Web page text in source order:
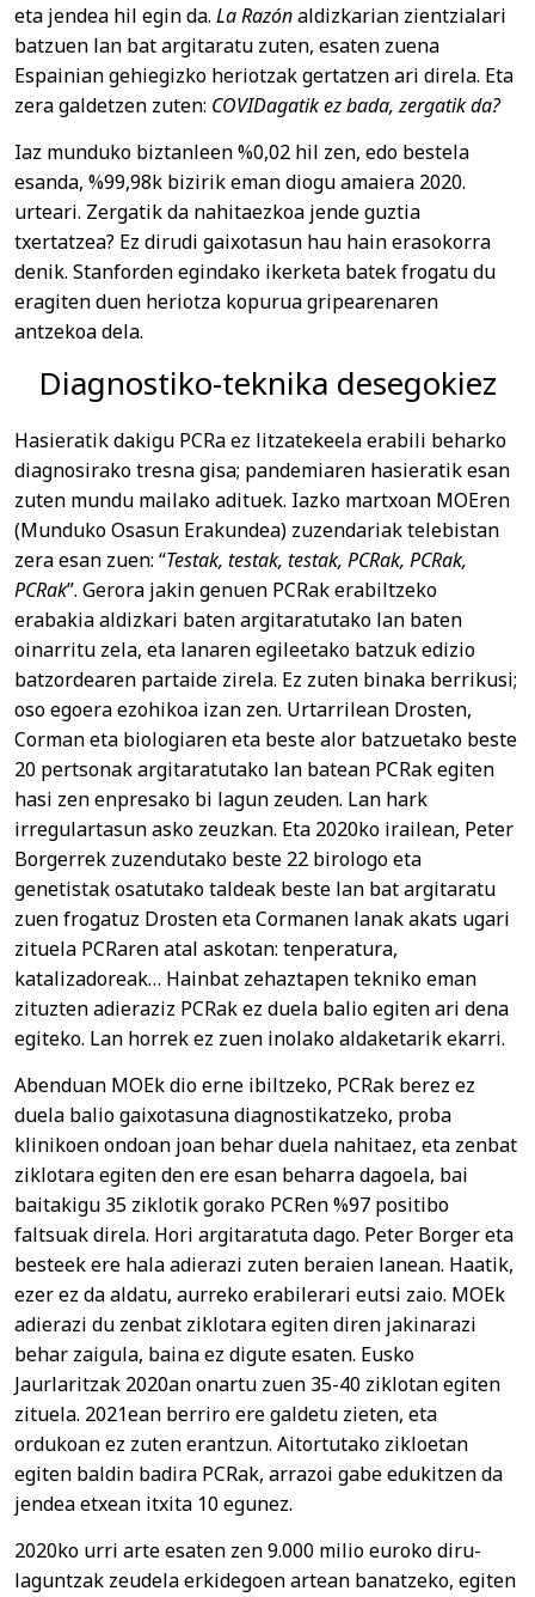
eta jendea hil egin da. La Razónaldizkarian zientzialari
batzuen lan bat argitaratu zuten, esaten zuena
Espainian gehiegizko heriotzak gertatzen ari direla. Eta
zera galdetzen zuten: COVIDagatik ez bada, zergatik da?
Iaz munduko biztanleen %0,02 hil zen, edo bestela
esanda, %99,98k bizirik eman diogu amaiera 2020.
urteari. Zergatik da nahitaezkoa jende guztia
txertatzea? Ez dirudi gaixotasun hau hain erasokorra
denik. Stanforden egindako ikerketa batek frogatu du
eragiten duen heriotza kopurua gripearenaren
antzekoa dela.
Diagnostiko-teknika desegokiez
Hasieratik dakigu PCRa ez litzatekeela erabili beharko
diagnosirako tresna gisa; pandemiaren hasieratik esan
zuten mundu mailako adituek. Iazko martxoan MOEren
(Munduko Osasun Erakundea) zuzendariak telebistan
zera esan zuen: “Testak, testak, testak, PCRak, PCRak,
PCRak”. Gerora jakin genuen PCRak erabiltzeko
erabakia aldizkari baten argitaratutako lan baten
oinarritu zela, eta lanaren egileetako batzuk edizio
batzordearen partaide zirela. Ez zuten binaka berrikusi;
oso egoera ezohikoa izan zen. Urtarrilean Drosten,
Corman eta biologiaren eta beste alor batzuetako beste
20 pertsonak argitaratutako lan batean PCRak egiten
hasi zen enpresako bi lagun zeuden. Lan hark
irregulartasun asko zeuzkan. Eta 2020ko irailean, Peter
Borgerrek zuzendutako beste 22 birologo eta
genetistak osatutako taldeak beste lan bat argitaratu
zuen frogatuz Drosten eta Cormanen lanak akats ugari
zituela PCRaren atal askotan: tenperatura,
katalizadoreak… Hainbat zehaztapen tekniko eman
zituzten adieraziz PCRak ez duela balio egiten ari dena
egiteko. Lan horrek ez zuen inolako aldaketarik ekarri.
Abenduan MOEk dio erne ibiltzeko, PCRak berez ez
duela balio gaixotasuna diagnostikatzeko, proba
klinikoen ondoan joan behar duela nahitaez, eta zenbat
ziklotara egiten den ere esan beharra dagoela, bai
baitakigu 35 ziklotik gorako PCRen %97 positibo
faltsuak direla. Hori argitaratuta dago. Peter Borger eta
besteek ere hala adierazi zuten beraien lanean. Haatik,
ezer ez da aldatu, aurreko erabilerari eutsi zaio. MOEk
adierazi du zenbat ziklotara egiten diren jakinarazi
behar zaigula, baina ez digute esaten. Eusko
Jaurlaritzak 2020an onartu zuen 35-40 ziklotan egiten
zituela. 2021ean berriro ere galdetu zieten, eta
ordukoan ez zuten erantzun. Aitortutako zikloetan
egiten baldin badira PCRak, arrazoi gabe edukitzen da
jendea etxean itxita 10 egunez.
2020ko urri arte esaten zen 9.000 milio euroko diru-
laguntzak zeudela erkidegoen artean banatzeko, egiten